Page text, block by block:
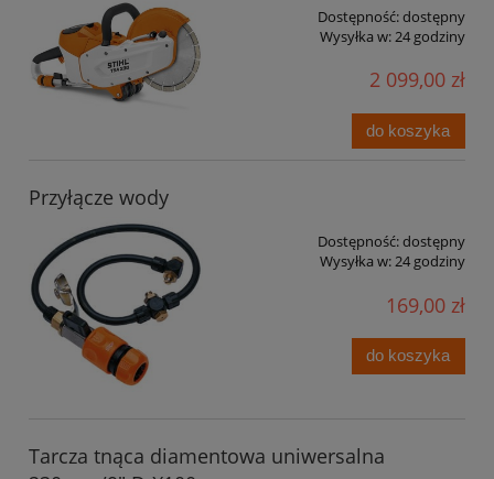
Dostępność:dostępny
Wysyłka w:24 godziny
2 099,00 zł
do koszyka
Przyłącze wody
Dostępność:dostępny
Wysyłka w:24 godziny
169,00 zł
do koszyka
Tarcza tnąca diamentowa uniwersalna